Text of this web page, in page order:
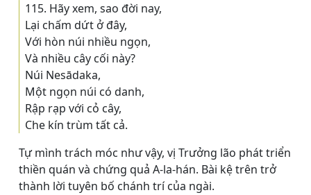
115. Hãy xem, sao đời nay,
Lại chấm dứt ở đây,
Với hòn núi nhiều ngọn,
Và nhiều cây cối này?
Núi Nesādaka,
Một ngọn núi có danh,
Rập rạp với cỏ cây,
Che kín trùm tất cả.
Tự mình trách móc như vậy, vị Trưởng lão phát triển
thiền quán và chứng quả A-la-hán. Bài kệ trên trở
thành lời tuyên bố chánh trí của ngài.